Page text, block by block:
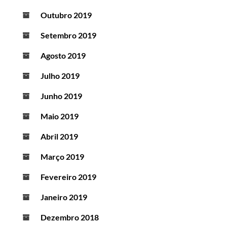
Outubro 2019
Setembro 2019
Agosto 2019
Julho 2019
Junho 2019
Maio 2019
Abril 2019
Março 2019
Fevereiro 2019
Janeiro 2019
Dezembro 2018